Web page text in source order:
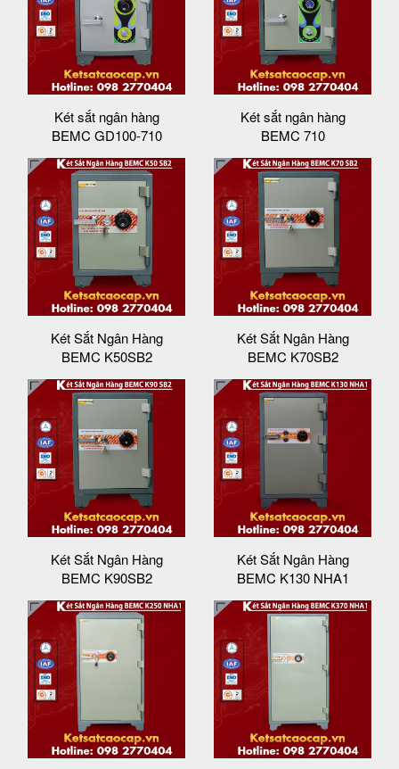
Két sắt ngân hàng
BEMC GD100-710
Két sắt ngân hàng
BEMC 710
Két Sắt Ngân Hàng
BEMC K50SB2
Két Sắt Ngân Hàng
BEMC K70SB2
Két Sắt Ngân Hàng
BEMC K90SB2
Két Sắt Ngân Hàng
BEMC K130 NHA1